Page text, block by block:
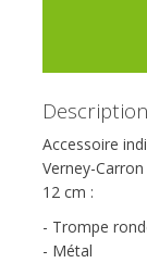
Accessoire
Verney-
12 cm :
- Trompe
- Métal